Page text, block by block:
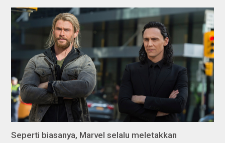
Seperti biasanya, Marvel selalu meletakkan